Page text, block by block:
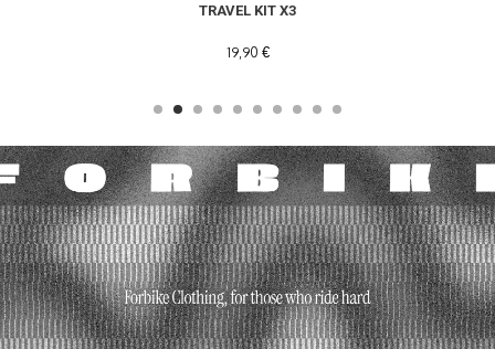
TRAVEL KIT X3
19,90 €